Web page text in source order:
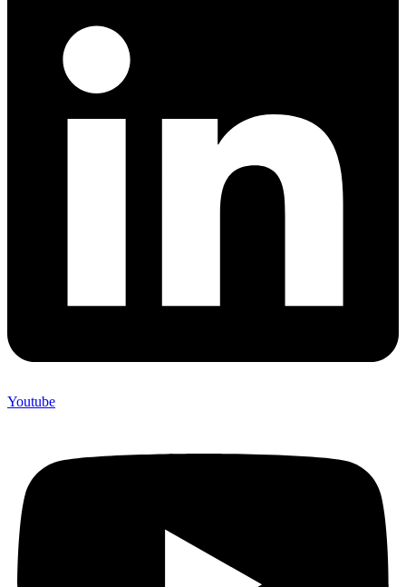
Youtube